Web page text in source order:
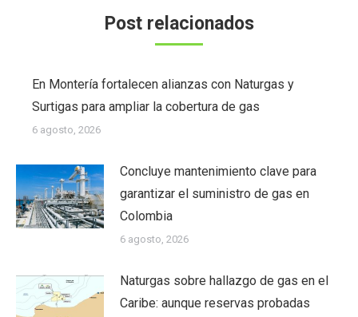
Post relacionados
En Montería fortalecen alianzas con Naturgas y
Surtigas para ampliar la cobertura de gas
6 agosto, 2026
Concluye mantenimiento clave para
garantizar el suministro de gas en
Colombia
6 agosto, 2026
Naturgas sobre hallazgo de gas en el
Caribe: aunque reservas probadas